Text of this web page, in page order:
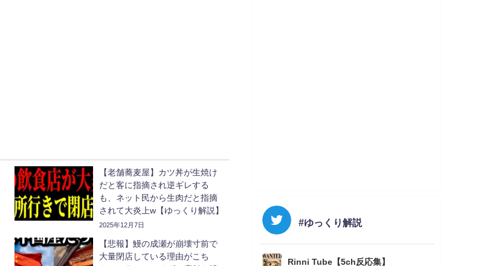
【老舗蕎麦屋】カツ丼が生焼け
だと客に指摘され逆ギレする
も、ネット民から生肉だと指摘
されて大炎上w【ゆっくり解説】
2025年12月7日
【悲報】鰻の成瀬が崩壊寸前で
大量閉店している理由がこち
#ゆっくり解説
Rinni Tube【5ch反応集】